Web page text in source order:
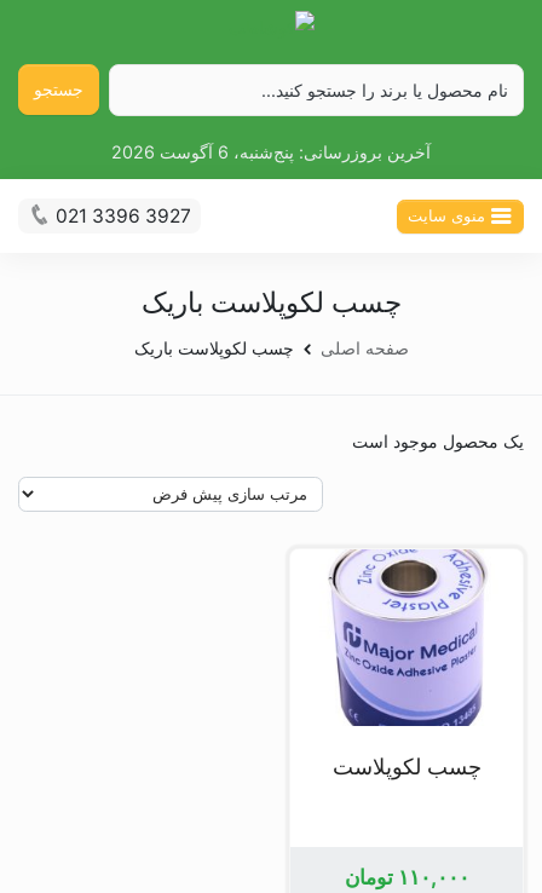
جستجو
آخرین بروزرسانی: پنج‌شنبه، 6 آگوست 2026
منوی سایت 021 3396 3927
چسب لکوپلاست باریک
صفحه اصلی چسب لکوپلاست باریک
یک محصول موجود است
چسب لکوپلاست
۱۱۰,۰۰۰ تومان